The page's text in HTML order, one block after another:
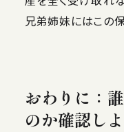
兄弟姉妹にはこの
おわりに：
のか確認し